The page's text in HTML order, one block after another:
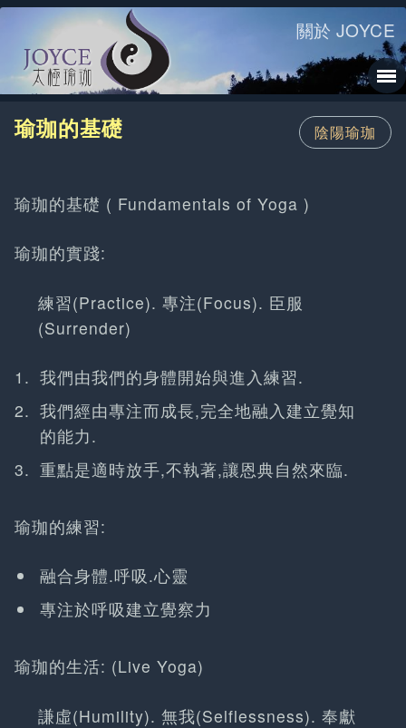
關於 JOYCE
陰陽瑜珈
瑜珈的基礎
瑜珈的基礎 ( Fundamentals of Yoga )
瑜珈的實踐:
練習(Practice). 專注(Focus). 臣服
(Surrender)
我們由我們的身體開始與進入練習.
我們經由專注而成長,完全地融入建立覺知
的能力.
重點是適時放手,不執著,讓恩典自然來臨.
瑜珈的練習:
融合身體.呼吸.心靈
專注於呼吸建立覺察力
瑜珈的生活: (Live Yoga)
謙虛(Humility). 無我(Selflessness). 奉獻